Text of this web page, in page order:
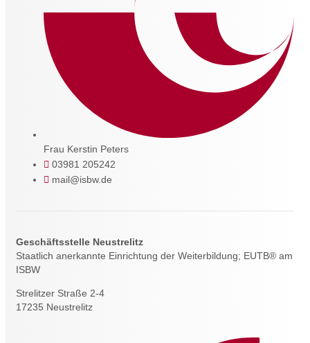
Frau Kerstin Peters
03981 205242
mail@isbw.de
Geschäftsstelle Neustrelitz
Staatlich anerkannte Einrichtung der Weiterbildung; EUTB® am
ISBW
Strelitzer Straße 2-4
17235 Neustrelitz